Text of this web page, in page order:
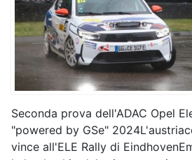
Seconda prova dell'ADAC Opel
"powered by GSe"
vince all'ELE Rally di